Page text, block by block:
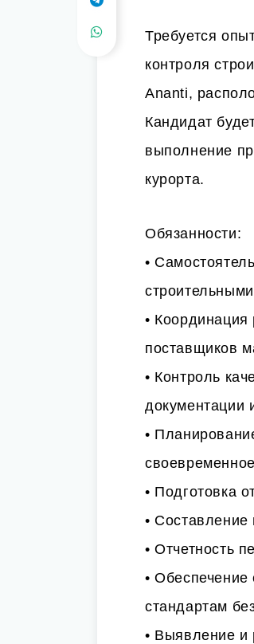
Требуется
контроля
Ananti,
Кандидат
выполнение
курорта.
Обязанности:
•
•
поставщиков
• Контроль
документации
•
• Подготовка
• Составление
• Отчетность
• Обеспечение
стандартам
• Выявление и